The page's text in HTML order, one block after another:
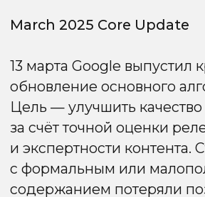
требования к уникальности и реальной
August 2025 Spam Update
26 августа был запущен новый фильтр
против спама. Под удар попали сайты,
использующие агрессивные SEO-
приёмы:
— keyword stuffing;
— аренда субдоменов;